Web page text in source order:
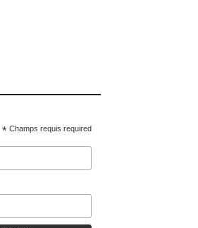
* Champs requis required